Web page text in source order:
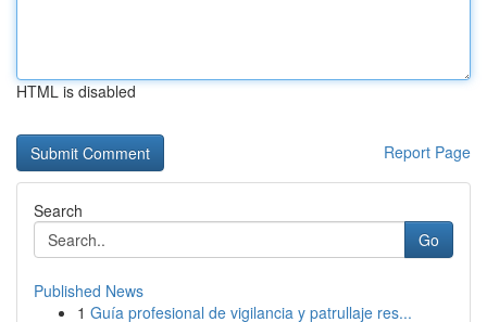
HTML is disabled
Report Page
Search
Go
Published News
1 Guía profesional de vigilancia y patrullaje res...